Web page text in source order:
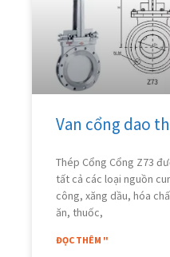
Van cổng dao
Thép Cổng Cổng Z73
tất cả các loại nguồn
công, xăng dầu, hóa
ăn, thuốc,
ĐỌC THÊM "